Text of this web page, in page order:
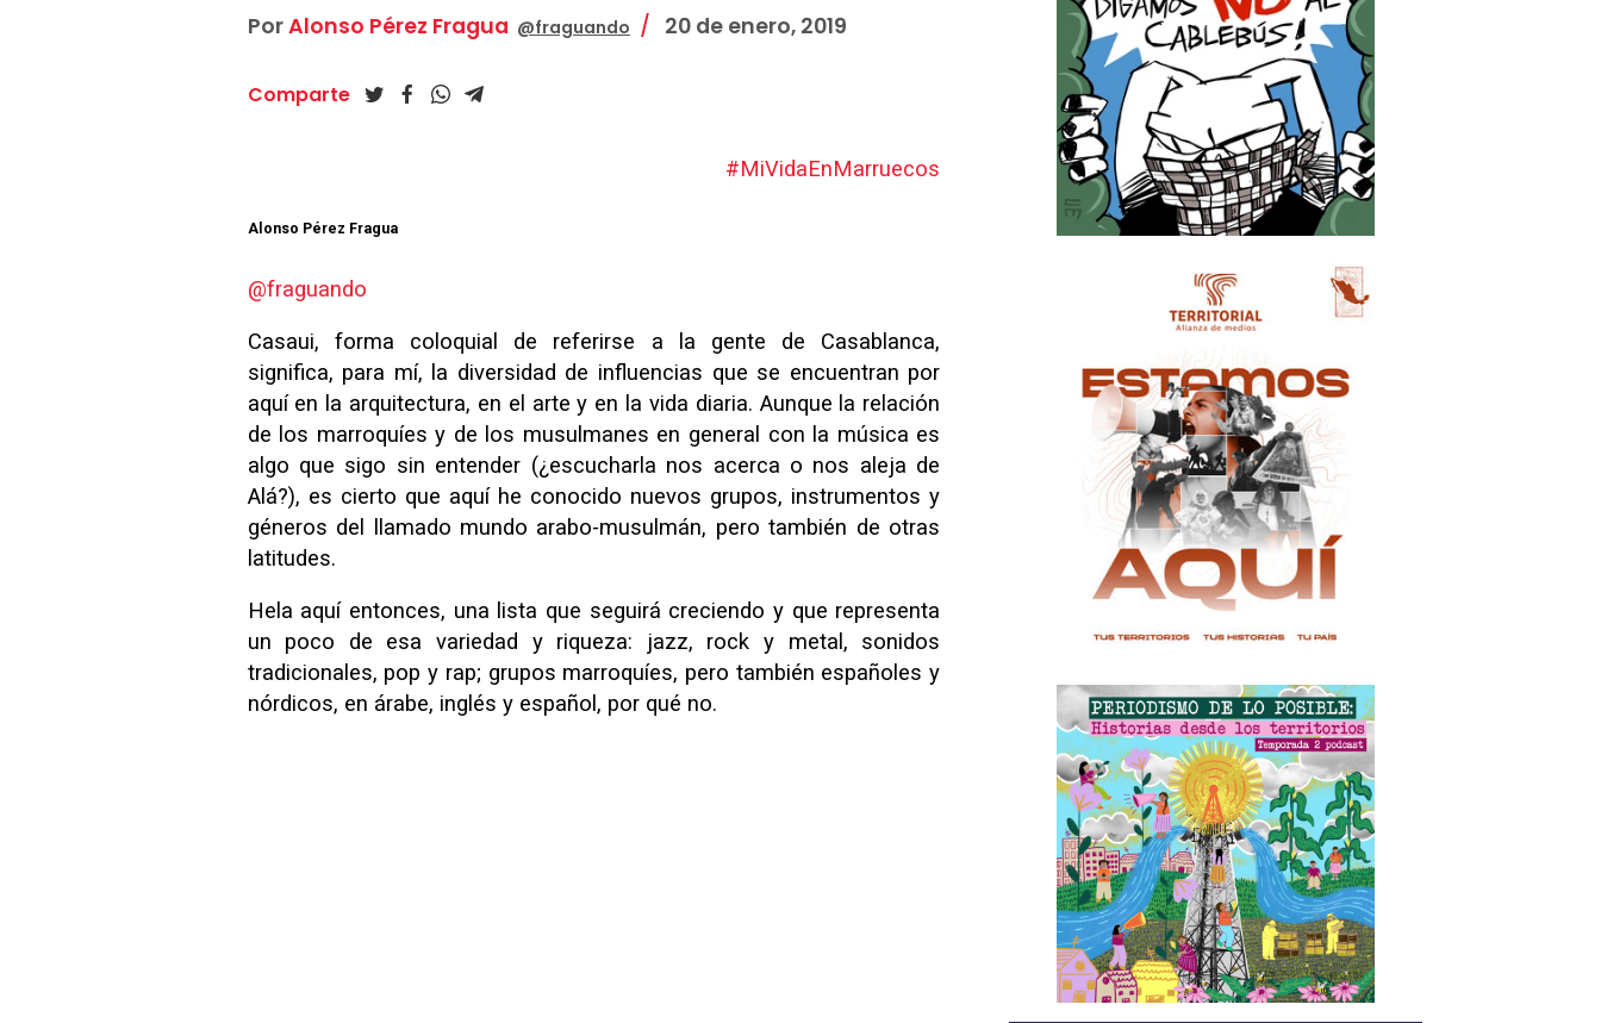
PorAlonso Pérez Fragua @fraguando 20 de enero, 2019
Comparte
#MiVidaEnMarruecos
Alonso Pérez Fragua
@fraguando
Casaui, forma coloquial de referirse a la gente de Casablanca,
significa, para mí, la diversidad de influencias que se encuentran por
aquí en la arquitectura, en el arte y en la vida diaria. Aunque la relación
de los marroquíes y de los musulmanes en general con la música es
algo que sigo sin entender (¿escucharla nos acerca o nos aleja de
Alá?), es cierto que aquí he conocido nuevos grupos, instrumentos y
géneros del llamado mundo arabo-musulmán, pero también de otras
latitudes.
Hela aquí entonces, una lista que seguirá creciendo y que representa
un poco de esa variedad y riqueza: jazz, rock y metal, sonidos
tradicionales, pop y rap; grupos marroquíes, pero también españoles y
nórdicos, en árabe, inglés y español, por qué no.